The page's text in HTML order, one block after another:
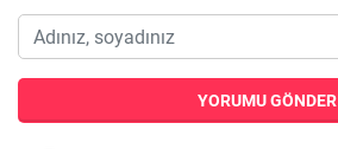
YORUMU GÖNDER